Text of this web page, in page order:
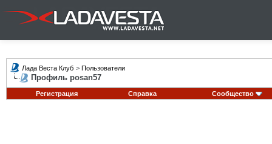
Лада Веста Клуб > Пользователи
Профиль posan57
Регистрация Справка Сообщество